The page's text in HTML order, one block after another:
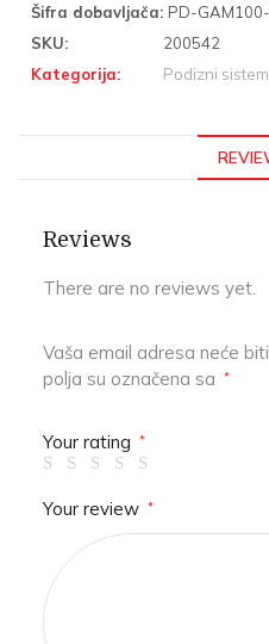
Šifra dobavljača: PD-
SKU:
200542
Kategorija:
Podizni
Reviews
There are no reviews yet.
Vaša email adresa neće
polja su označena sa
*
Your rating *
Your review *